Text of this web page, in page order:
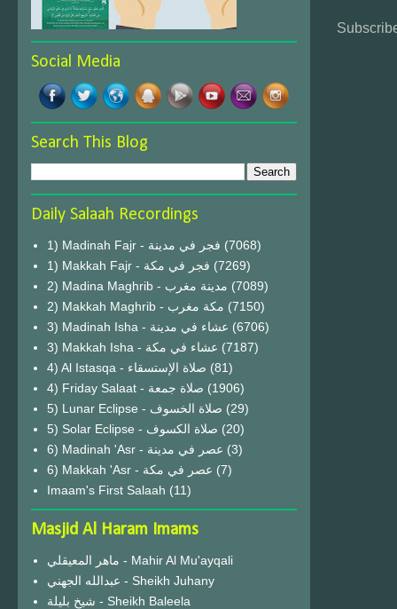
Social Media
Search This Blog
Daily Salaah Recordings
1) Madinah Fajr - فجر في مدينة (7068)
1) Makkah Fajr - فجر في مكة (7269)
2) Madina Maghrib - مدينة مغرب (7089)
2) Makkah Maghrib - مكة مغرب (7150)
3) Madinah Isha - عشاء في مدينة (6706)
3) Makkah Isha - عشاء في مكة (7187)
4) Al Istasqa - صلاة الإستسقاء (81)
4) Friday Salaat - صلاة جمعة (1906)
5) Lunar Eclipse - صلاة الخسوف (29)
(20)
6) Madinah 'Asr - عصر في مدينة (3)
6) Makkah 'Asr - عصر في مكة (7)
Imaam's First Salaah (11)
Masjid Al Haram Imams
ماهر المعيقلي - Mahir Al Mu'ayqali
عبدالله الجهني - Sheikh Juhany
شيخ بليلة - Sheikh Baleela